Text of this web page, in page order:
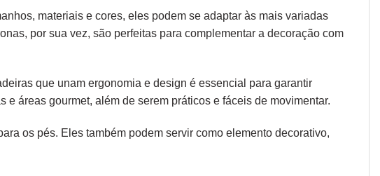
materiais e cores, eles podem se adaptar às mais variadas
por sua vez, são perfeitas para complementar a decoração com
que unam ergonomia e design é essencial para garantir
áreas gourmet, além de serem práticos e fáceis de movimentar.
os pés. Eles também podem servir como elemento decorativo,